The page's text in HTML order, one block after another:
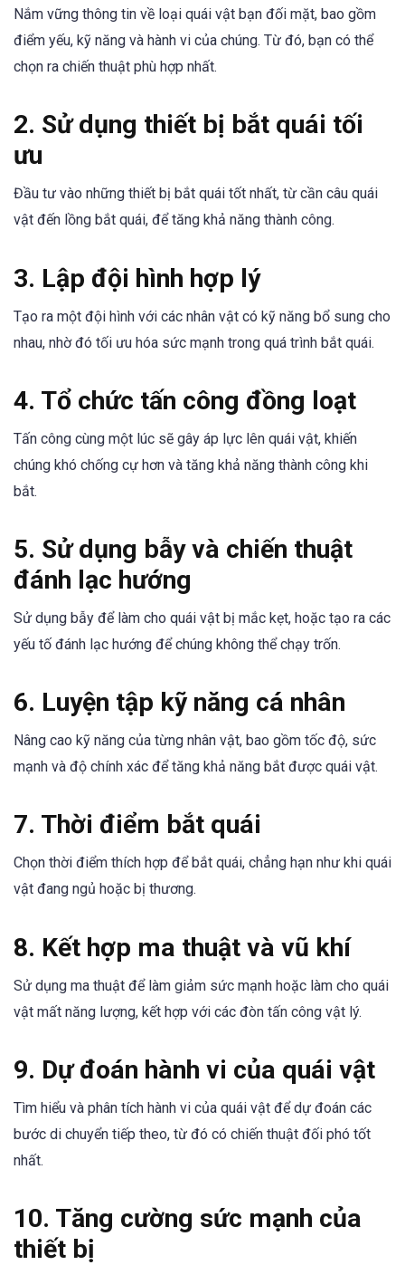
Nắm vững thông tin về loại quái vật bạn đối mặt, bao gồm
điểm yếu, kỹ năng và hành vi của chúng. Từ đó, bạn có thể
chọn ra chiến thuật phù hợp nhất.
2. Sử dụng thiết bị bắt quái tối
ưu
Đầu tư vào những thiết bị bắt quái tốt nhất, từ cần câu quái
vật đến lồng bắt quái, để tăng khả năng thành công.
3. Lập đội hình hợp lý
Tạo ra một đội hình với các nhân vật có kỹ năng bổ sung cho
nhau, nhờ đó tối ưu hóa sức mạnh trong quá trình bắt quái.
4. Tổ chức tấn công đồng loạt
Tấn công cùng một lúc sẽ gây áp lực lên quái vật, khiến
chúng khó chống cự hơn và tăng khả năng thành công khi
bắt.
5. Sử dụng bẫy và chiến thuật
đánh lạc hướng
Sử dụng bẫy để làm cho quái vật bị mắc kẹt, hoặc tạo ra các
yếu tố đánh lạc hướng để chúng không thể chạy trốn.
6. Luyện tập kỹ năng cá nhân
Nâng cao kỹ năng của từng nhân vật, bao gồm tốc độ, sức
mạnh và độ chính xác để tăng khả năng bắt được quái vật.
7. Thời điểm bắt quái
Chọn thời điểm thích hợp để bắt quái, chẳng hạn như khi quái
vật đang ngủ hoặc bị thương.
8. Kết hợp ma thuật và vũ khí
Sử dụng ma thuật để làm giảm sức mạnh hoặc làm cho quái
vật mất năng lượng, kết hợp với các đòn tấn công vật lý.
9. Dự đoán hành vi của quái vật
Tìm hiểu và phân tích hành vi của quái vật để dự đoán các
bước di chuyển tiếp theo, từ đó có chiến thuật đối phó tốt
nhất.
10. Tăng cường sức mạnh của
thiết bị